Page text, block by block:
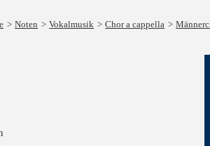
Noten Vokalmusik Chor a cappella